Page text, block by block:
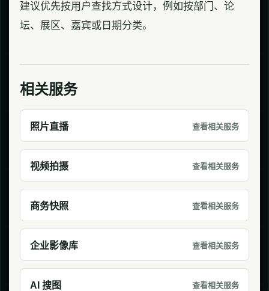
建议优先按用户查找方式设计，例如按部门、论
坛、展区、嘉宾或日期分类。
相关服务
照片直播 查看相关服务
视频拍摄 查看相关服务
商务快照 查看相关服务
企业影像库 查看相关服务
AI 搜图 查看相关服务